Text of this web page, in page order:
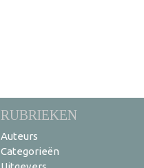
RUBRIEKEN
Auteurs
Categorieën